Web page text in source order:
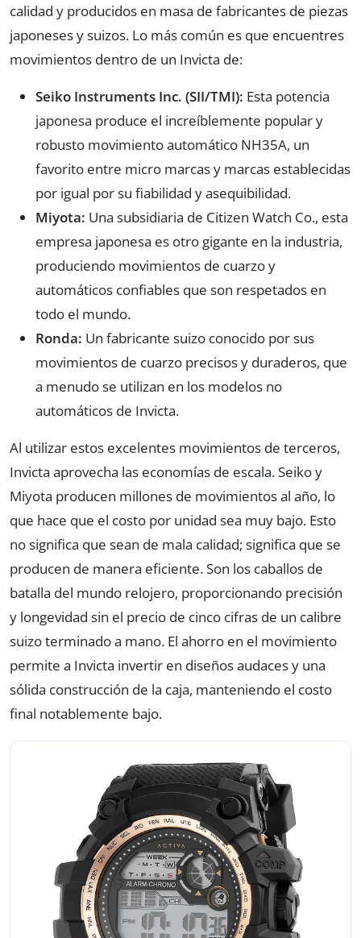
calidad y producidos en masa de fabricantes de piezas
japoneses y suizos. Lo más común es que encuentres
movimientos dentro de un Invicta de:
Seiko Instruments Inc. (SII/TMI): Esta potencia
japonesa produce el increíblemente popular y
robusto movimiento automático NH35A, un
favorito entre micro marcas y marcas establecidas
por igual por su fiabilidad y asequibilidad.
Miyota: Una subsidiaria de Citizen Watch Co., esta
empresa japonesa es otro gigante en la industria,
produciendo movimientos de cuarzo y
automáticos confiables que son respetados en
todo el mundo.
Ronda: Un fabricante suizo conocido por sus
movimientos de cuarzo precisos y duraderos, que
a menudo se utilizan en los modelos no
automáticos de Invicta.
Al utilizar estos excelentes movimientos de terceros,
Invicta aprovecha las economías de escala. Seiko y
Miyota producen millones de movimientos al año, lo
que hace que el costo por unidad sea muy bajo. Esto
no significa que sean de mala calidad; significa que se
producen de manera eficiente. Son los caballos de
batalla del mundo relojero, proporcionando precisión
y longevidad sin el precio de cinco cifras de un calibre
suizo terminado a mano. El ahorro en el movimiento
permite a Invicta invertir en diseños audaces y una
sólida construcción de la caja, manteniendo el costo
final notablemente bajo.